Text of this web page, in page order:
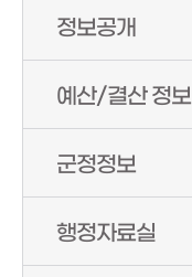
정보공개
예산/결산 정보
군정정보
행정자료실